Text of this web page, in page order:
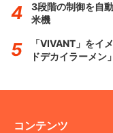
3段階の制御を自
米機
「VIVANT」を
ドデカイラーメン
コンテンツ